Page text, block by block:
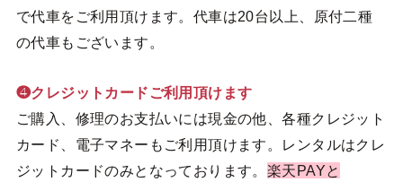
で代車をご利用頂けます。代車は20台以上、原付二種
の代車もございます。
❹クレジットカードご利用頂けます
ご購入、修理のお支払いには現金の他、各種クレジット
カード、電子マネーもご利用頂けます。レンタルはクレ
ジットカードのみとなっております。 楽天PAYと